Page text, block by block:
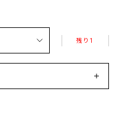
残り1